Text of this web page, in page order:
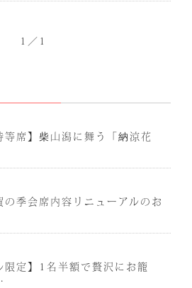
1／1
等席】柴山潟に舞う「納涼花
の季会席内容リニューアルのお
限定】1名半額で贅沢にお籠